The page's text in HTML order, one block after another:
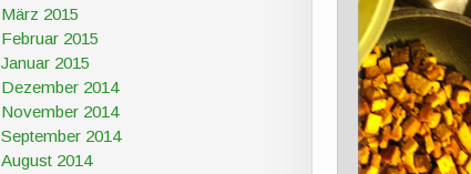
März 2015
Februar 2015
Januar 2015
Dezember 2014
November 2014
September 2014
August 2014